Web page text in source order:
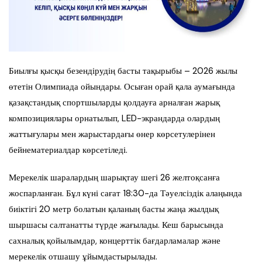
Биылғы қысқы безендірудің басты тақырыбы – 2026 жылы
өтетін Олимпиада ойындары. Осыған орай қала аумағында
қазақстандық спортшыларды қолдауға арналған жарық
композициялары орнатылып, LED-экрандарда олардың
жаттығулары мен жарыстардағы өнер көрсетулерінен
бейнематериалдар көрсетіледі.
Мерекелік шаралардың шарықтау шегі 26 желтоқсанға
жоспарланған. Бұл күні сағат 18:30-да Тәуелсіздік алаңында
биіктігі 20 метр болатын қаланың басты жаңа жылдық
шыршасы салтанатты түрде жағылады. Кеш барысында
сахналық қойылымдар, концерттік бағдарламалар және
мерекелік отшашу ұйымдастырылады.